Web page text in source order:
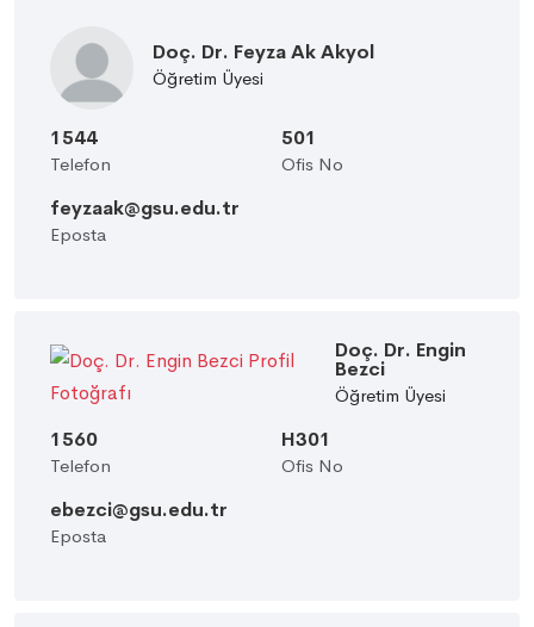
Doç. Dr. Feyza Ak Akyol
Öğretim Üyesi
1544
Telefon
501
Ofis No
feyzaak@gsu.edu.tr
Eposta
Doç. Dr. Engin
Bezci
Öğretim Üyesi
1560
Telefon
H301
Ofis No
ebezci@gsu.edu.tr
Eposta